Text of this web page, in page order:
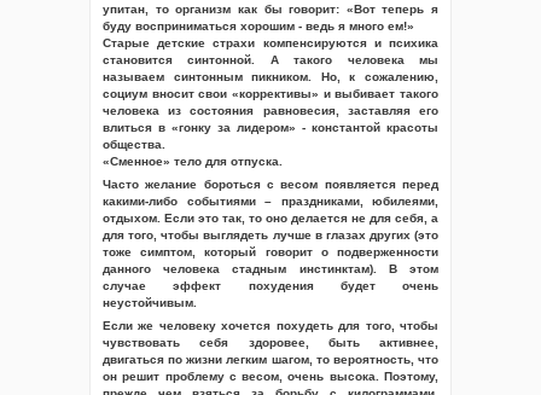
упитан, то организм как бы говорит: «Вот теперь я
буду восприниматься хорошим - ведь я много ем!»
Старые детские страхи компенсируются и психика
становится синтонной. А такого человека мы
называем синтонным пикником. Но, к сожалению,
социум вносит свои «коррективы» и выбивает такого
человека из состояния равновесия, заставляя его
влиться в «гонку за лидером» - константой красоты
общества.
«Сменное» тело для отпуска.
Часто желание бороться с весом появляется перед
какими-либо событиями – праздниками, юбилеями,
отдыхом. Если это так, то оно делается не для себя, а
для того, чтобы выглядеть лучше в глазах других (это
тоже симптом, который говорит о подверженности
данного человека стадным инстинктам). В этом
случае эффект похудения будет очень
неустойчивым.
Если же человеку хочется похудеть для того, чтобы
чувствовать себя здоровее, быть активнее,
двигаться по жизни легким шагом, то вероятность, что
он решит проблему с весом, очень высока. Поэтому,